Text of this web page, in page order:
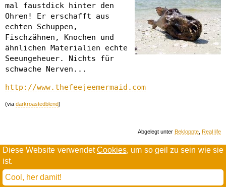
Diese Website verwendetCookies, um so geil zu sein wie sie
ist.
Cool, her damit!
mal faustdick hinter den
Ohren! Er erschafft aus
echten Schuppen,
Fischzähnen, Knochen und
ähnlichen Materialien echte
Seeungeheuer. Nichts für
schwache Nerven...
http://www.thefeejeemermaid.com
(via darkroastedblend)
Abgelegt unter Bekloppte Real life
todamax rennt aufwordpress